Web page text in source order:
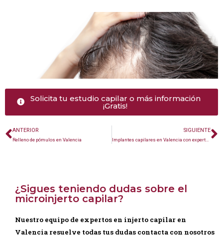
Solicita tu estudio capilar o más información
¡Gratis!
ANTERIOR
Relleno de pómulos en Valencia
SIGUIENTE
Implantes capilares en Valencia con expertos
¿Sigues teniendo dudas sobre el
microinjerto capilar?
Nuestro equipo de expertos en injerto capilar en
Valencia resuelve todas tus dudas contacta con nosotros